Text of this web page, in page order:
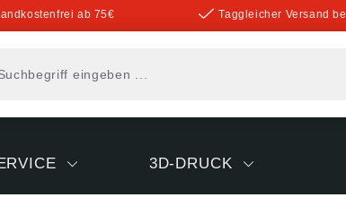
ab 75€ Taggleicher Versand
3D-DRUCK